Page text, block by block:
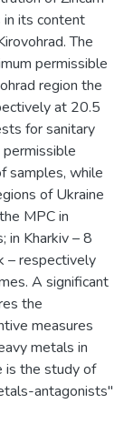
its content
The
permissible
region the
at 20.5
for sanitary
samples, while
of Ukraine
MPC in
in Kharkiv – 8
– respectively
A significant
the
measures
metals in
is the study of
antagonists"